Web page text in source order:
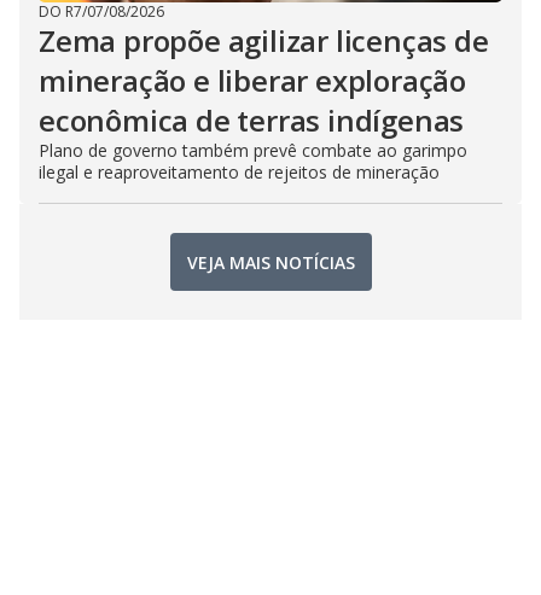
DO R7/07/08/2026
Zema propõe agilizar licenças de
mineração e liberar exploração
econômica de terras indígenas
Plano de governo também prevê combate ao garimpo
ilegal e reaproveitamento de rejeitos de mineração
VEJA MAIS NOTÍCIAS